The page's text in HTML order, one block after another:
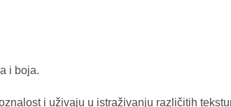
i boja.
i uživaju u istraživanju različitih